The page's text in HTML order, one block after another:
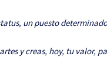
un puesto
y creas, hoy, tu valor,